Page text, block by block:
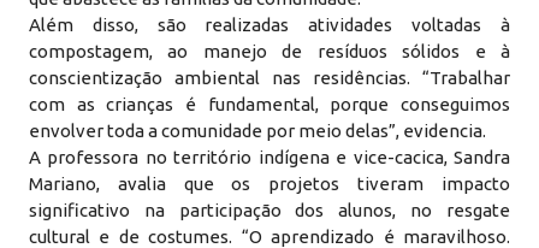
Além disso, são realizadas atividades voltadas à
compostagem, ao manejo de resíduos sólidos e à
conscientização ambiental nas residências. “Trabalhar
com as crianças é fundamental, porque conseguimos
envolver toda a comunidade por meio delas”, evidencia.
A professora no território indígena e vice-cacica, Sandra
Mariano, avalia que os projetos tiveram impacto
significativo na participação dos alunos, no resgate
cultural e de costumes. “O aprendizado é maravilhoso.